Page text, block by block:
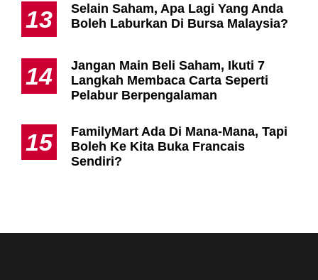
13
Selain Saham, Apa Lagi Yang Anda
Boleh Laburkan Di Bursa Malaysia?
14
Jangan Main Beli Saham, Ikuti 7
Langkah Membaca Carta Seperti
Pelabur Berpengalaman
15
FamilyMart Ada Di Mana-Mana, Tapi
Boleh Ke Kita Buka Francais
Sendiri?